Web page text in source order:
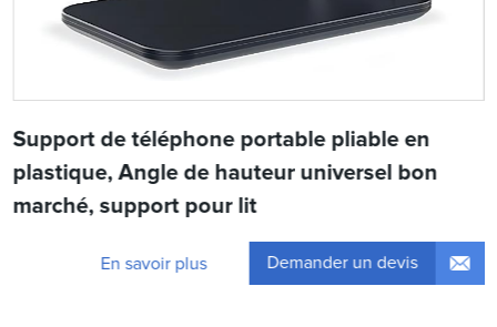
Support de téléphone portable pliable en
plastique, Angle de hauteur universel bon
marché, support pour lit
En savoir plus Demander un devis